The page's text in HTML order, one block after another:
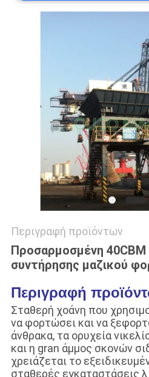
SITEMAP
ΠΟΛΙΤΙΚΉ
ΑΠΟΡΡΉΤΟΥ
Περιγραφή προϊόντων
Προσαρμοσμένη
συντήρησης μαζικού
Περιγραφή
Σταθερή χοάνη που
να φορτώσει και να
άνθρακα, τα ορυχεία
και η gran άμμος σκονών
χρειάζεται το
σταθερές εγκαταστάσεις